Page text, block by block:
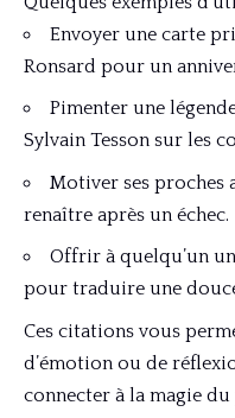
Envoyer une carte
Ronsard pour un
Pimenter une
Sylvain Tesson sur les
Motiver ses proches
renaître après un échec.
Offrir à quelqu’un
pour traduire une
Ces citations vous
d’émotion ou de
connecter à la magie